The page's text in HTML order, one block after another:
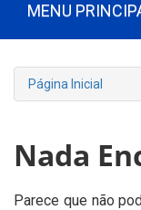
MENU
Página Inicial
Nada
Parece que não